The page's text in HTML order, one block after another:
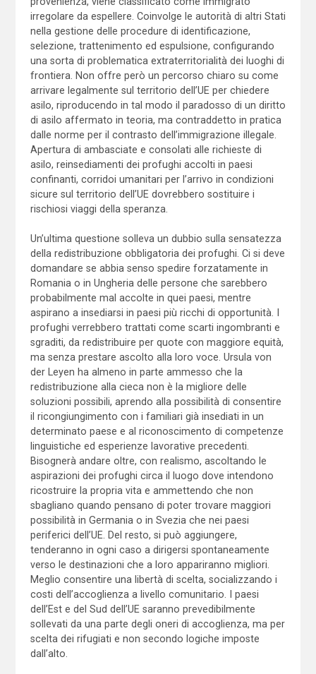
irregolare da espellere. Coinvolge le autorità di altri Stati
nella gestione delle procedure di identificazione,
selezione, trattenimento ed espulsione, configurando
una sorta di problematica extraterritorialità dei luoghi di
frontiera. Non offre però un percorso chiaro su come
arrivare legalmente sul territorio dell’UE per chiedere
asilo, riproducendo in tal modo il paradosso di un diritto
di asilo affermato in teoria, ma contraddetto in pratica
dalle norme per il contrasto dell’immigrazione illegale.
Apertura di ambasciate e consolati alle richieste di
asilo, reinsediamenti dei profughi accolti in paesi
confinanti, corridoi umanitari per l’arrivo in condizioni
sicure sul territorio dell’UE dovrebbero sostituire i
rischiosi viaggi della speranza.
Un’ultima questione solleva un dubbio sulla sensatezza
della redistribuzione obbligatoria dei profughi. Ci si deve
domandare se abbia senso spedire forzatamente in
Romania o in Ungheria delle persone che sarebbero
probabilmente mal accolte in quei paesi, mentre
aspirano a insediarsi in paesi più ricchi di opportunità. I
profughi verrebbero trattati come scarti ingombranti e
sgraditi, da redistribuire per quote con maggiore equità,
ma senza prestare ascolto alla loro voce. Ursula von
der Leyen ha almeno in parte ammesso che la
redistribuzione alla cieca non è la migliore delle
soluzioni possibili, aprendo alla possibilità di consentire
il ricongiungimento con i familiari già insediati in un
determinato paese e al riconoscimento di competenze
linguistiche ed esperienze lavorative precedenti.
Bisognerà andare oltre, con realismo, ascoltando le
aspirazioni dei profughi circa il luogo dove intendono
ricostruire la propria vita e ammettendo che non
sbagliano quando pensano di poter trovare maggiori
possibilità in Germania o in Svezia che nei paesi
periferici dell’UE. Del resto, si può aggiungere,
tenderanno in ogni caso a dirigersi spontaneamente
verso le destinazioni che a loro appariranno migliori.
Meglio consentire una libertà di scelta, socializzando i
costi dell’accoglienza a livello comunitario. I paesi
dell’Est e del Sud dell’UE saranno prevedibilmente
sollevati da una parte degli oneri di accoglienza, ma per
scelta dei rifugiati e non secondo logiche imposte
dall’alto.